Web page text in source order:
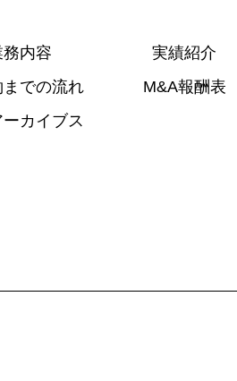
務内容 実績紹介
までの流れ M&A報酬表
カイブス